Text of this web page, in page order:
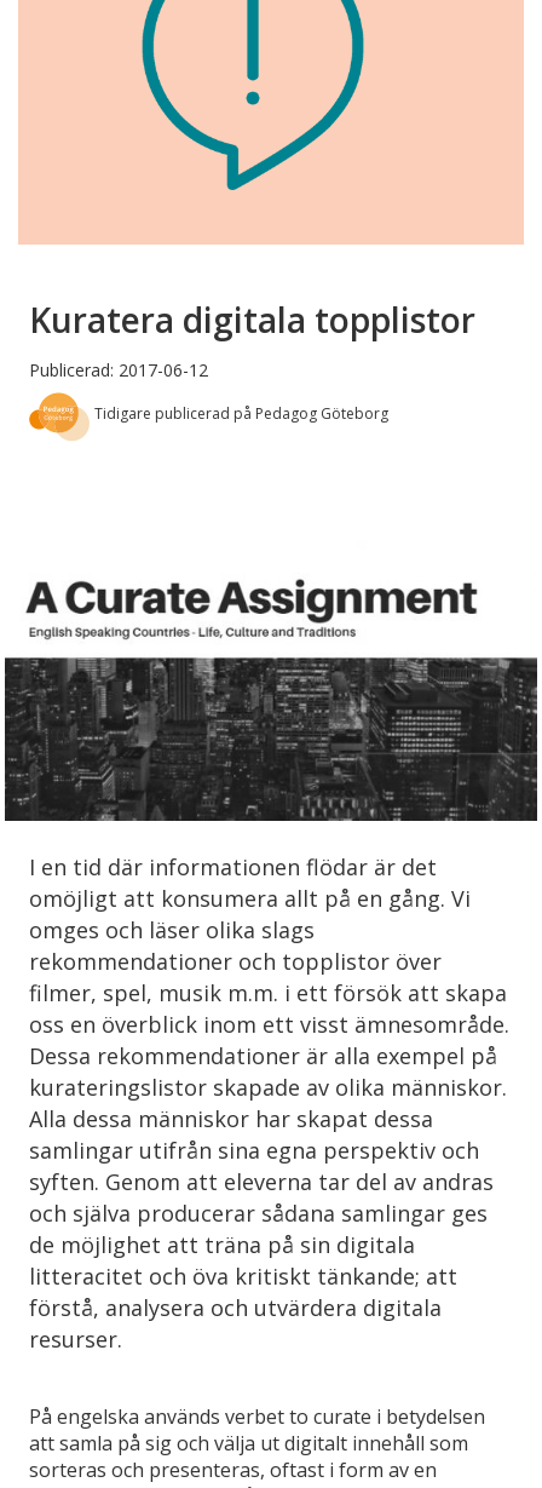
Kuratera digitala topplistor
Publicerad: 2017-06-12
Tidigare publicerad på Pedagog Göteborg
I en tid där informationen flödar är det
omöjligt att konsumera allt på en gång. Vi
omges och läser olika slags
rekommendationer och topplistor över
filmer, spel, musik m.m. i ett försök att skapa
oss en överblick inom ett visst ämnesområde.
Dessa rekommendationer är alla exempel på
kurateringslistor skapade av olika människor.
Alla dessa människor har skapat dessa
samlingar utifrån sina egna perspektiv och
syften. Genom att eleverna tar del av andras
och själva producerar sådana samlingar ges
de möjlighet att träna på sin digitala
litteracitet och öva kritiskt tänkande; att
förstå, analysera och utvärdera digitala
resurser.
På engelska används verbet to curate i betydelsen
att samla på sig och välja ut digitalt innehåll som
sorteras och presenteras, oftast i form av en